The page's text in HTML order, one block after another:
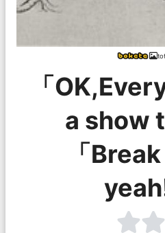
「
a show
「